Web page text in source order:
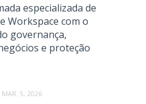
especializada de
Workspace com o
governança,
e proteção
MAR. 5, 2026